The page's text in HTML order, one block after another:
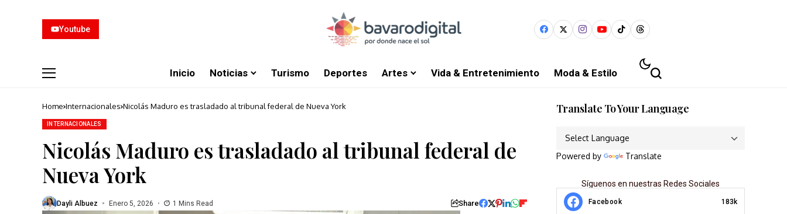
Youtube
Inicio Noticias Turismo Deportes Artes Vida & Entretenimiento Moda & Estilo
Home Internacionales Nicolás Maduro es trasladado al tribunal federal de Nueva York
INTERNACIONALES
Nicolás Maduro es trasladado al tribunal federal de
Nueva York
Dayli Albuez Enero 5, 2026 1 Mins Read Share
Translate To Your Language
Powered by Translate
Síguenos en nuestras Redes Sociales
Facebook 183k